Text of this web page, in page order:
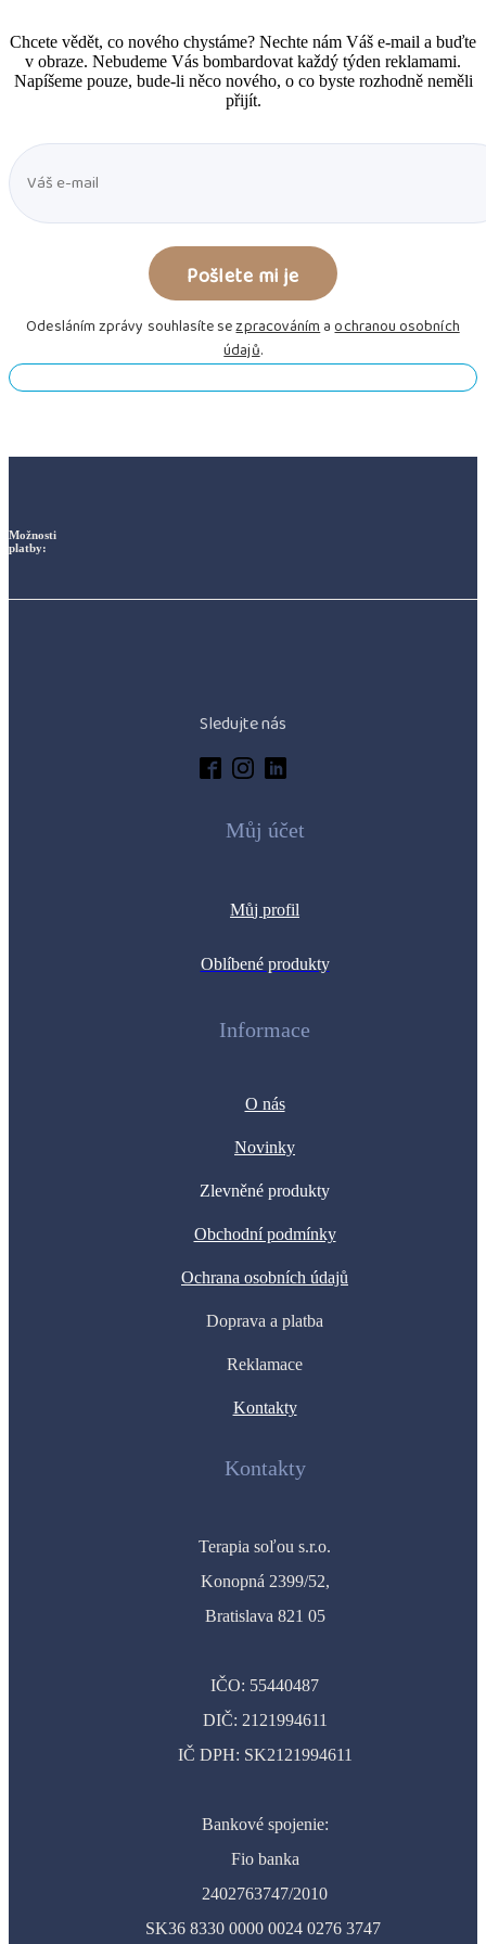
Chcete vědět, co nového chystáme? Nechte nám Váš e-mail a buďte
v obraze. Nebudeme Vás bombardovat každý týden reklamami.
Napíšeme pouze, bude-li něco nového, o co byste rozhodně neměli
přijít.
Odesláním zprávy souhlasíte sezpracovánímaochranou osobních
údajů.
Možnosti
platby:
Sledujte nás
Můj účet
Můj profil
Oblíbené produkty
Informace
O nás
Novinky
Zlevněné produkty
Obchodní podmínky
Ochrana osobních údajů
Doprava a platba
Reklamace
Kontakty
Kontakty
Terapia soľou s.r.o.
Konopná 2399/52,
Bratislava 821 05
IČO: 55440487
DIČ: 2121994611
IČ DPH: SK2121994611
Bankové spojenie:
Fio banka
2402763747/2010
SK36 8330 0000 0024 0276 3747